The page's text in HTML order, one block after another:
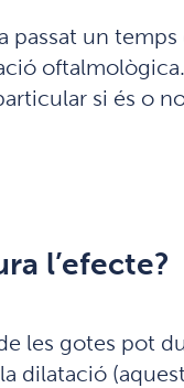
un
si és o
l’efecte?
les gotes pot